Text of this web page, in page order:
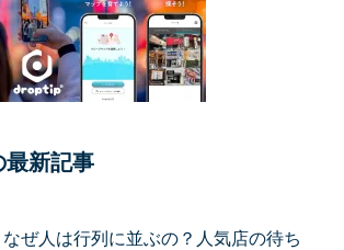
最新記事
ぜ人は行列に並ぶの？人気店の待ち